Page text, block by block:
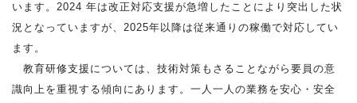
います。2024 年は改正対応支援が急増したことにより突出した状
況となっていますが、2025年以降は従来通りの稼働で対応してい
ます。
教育研修支援については、技術対策もさることながら要員の意
識向上を重視する傾向にあります。一人一人の業務を安心・安全